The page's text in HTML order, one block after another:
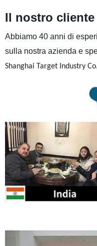
Il nostro cliente
Abbiamo 40 anni di
sulla nostra azienda e
Shanghai Target Industry